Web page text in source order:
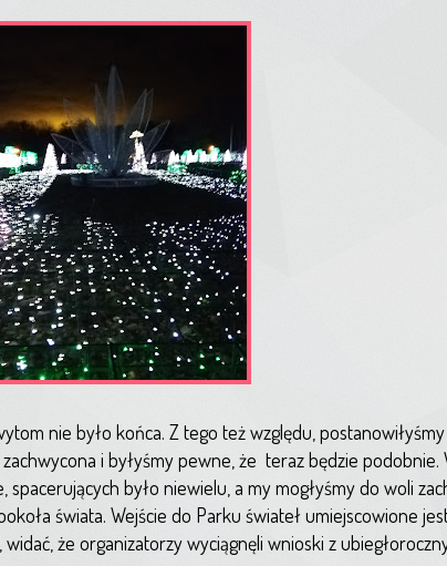
nie było końca. Z tego też względu,
i byłyśmy pewne, że teraz będzie podobnie.
było niewielu, a my mogłyśmy do woli
świata. Wejście do Parku świateł umiejscowione
że organizatorzy wyciągnęli wnioski z